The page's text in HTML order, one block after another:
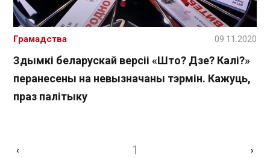
Здымкі беларускай версіі «Што? Дзе? Калі?»
перанесены на невызначаны тэрмін. Кажуць,
праз палітыку
Грамадства 09.11.2020
‹ 1 ›